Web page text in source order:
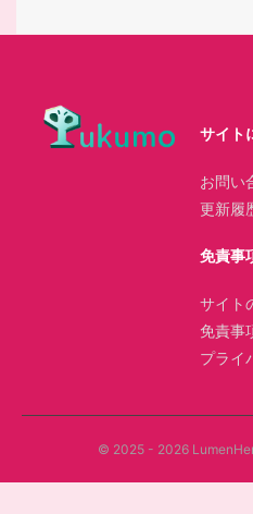
サイト
お問い
更新履
免責事
サイト
免責事
プライ
© 2025 - 2026